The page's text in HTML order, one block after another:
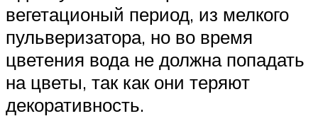
вегетационый период, из мелкого
пульверизатора, но во время
цветения вода не должна попадать
на цветы, так как они теряют
декоративность.